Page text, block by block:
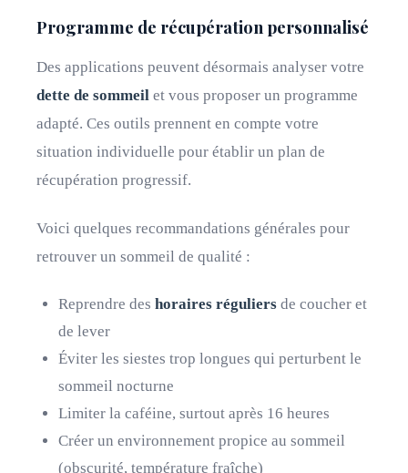
Programme de récupération personnalisé
Des applications peuvent désormais analyser votre
dette de sommeil et vous proposer un programme
adapté. Ces outils prennent en compte votre
situation individuelle pour établir un plan de
récupération progressif.
Voici quelques recommandations générales pour
retrouver un sommeil de qualité :
Reprendre des horaires réguliers de coucher et
de lever
Éviter les siestes trop longues qui perturbent le
sommeil nocturne
Limiter la caféine, surtout après 16 heures
Créer un environnement propice au sommeil
(obscurité, température fraîche)